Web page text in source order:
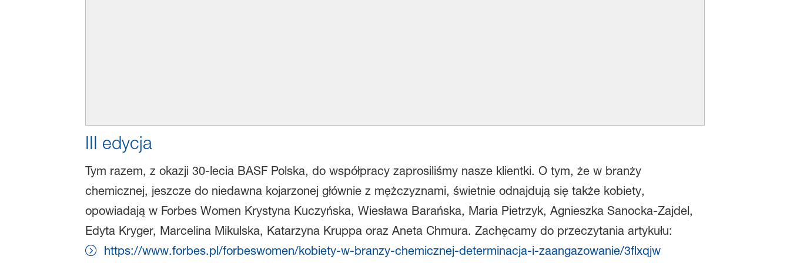
III edycja
Tym razem, z okazji 30-lecia BASF Polska, do współpracy zaprosiliśmy nasze klientki. O tym, że w branży
chemicznej, jeszcze do niedawna kojarzonej głównie z mężczyznami, świetnie odnajdują się także kobiety,
opowiadają w Forbes Women Krystyna Kuczyńska, Wiesława Barańska, Maria Pietrzyk, Agnieszka Sanocka-Zajdel,
Edyta Kryger, Marcelina Mikulska, Katarzyna Kruppa oraz Aneta Chmura. Zachęcamy do przeczytania artykułu:
https://www.forbes.pl/forbeswomen/kobiety-w-branzy-chemicznej-determinacja-i-zaangazowanie/3flxqjw